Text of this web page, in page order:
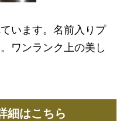
います。名前入りプ
ワンランク上の美し
細はこちら